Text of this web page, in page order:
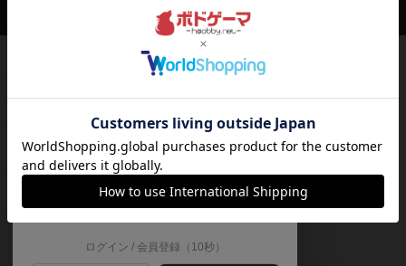
ボードゲームのプレイ履歴を記録し
て、
自分のデータを管理しませんか？
約75,000人がボドゲーマを利用中！
遊んだボードゲームを記録する
気になるゲームのレビューを読む
お気に入り作品・所有リストの共
有
ログイン / 会員登録（10秒）
ボードゲームを検索する
ボードゲームの新着レビュー
ボードゲーム会情報
メカニクス特集
掲示板・トピックス